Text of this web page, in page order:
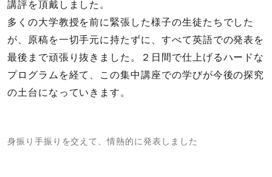
講評を頂戴しました。
多くの大学教授を前に緊張した様子の生徒たちでした
が、原稿を一切手元に持たずに、すべて英語での発表を
最後まで頑張り抜きました。２日間で仕上げるハードな
プログラムを経て、この集中講座での学びが今後の探究
の土台になっていきます。
身振り手振りを交えて、情熱的に発表しました